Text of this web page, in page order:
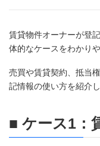
賃貸物件オーナーが登
体的なケースをわかり
売買や賃貸契約、抵当
記情報の使い方を紹介し
■ ケース1：